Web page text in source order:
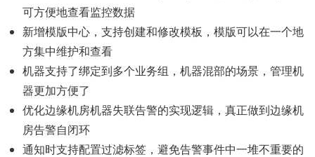
可方便地查看监控数据
新增模版中心，支持创建和修改模板，模版可以在一个地
方集中维护和查看
机器支持了绑定到多个业务组，机器混部的场景，管理机
器更加方便了
优化边缘机房机器失联告警的实现逻辑，真正做到边缘机
房告警自闭环
通知时支持配置过滤标签，避免告警事件中一堆不重要的